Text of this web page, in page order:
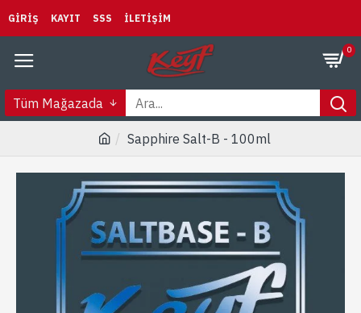
GIRIŞ KAYIT SSS İLETIŞIM
0
Tüm Mağazada
Sapphire Salt-B - 100ml